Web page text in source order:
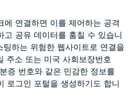
에 연결하면 이를 제어하는 공격
고 공유 데이터를 훔칠 수 있습니
팅하는 위험한 웹사이트로 연결을
주소 또는 미국 사회보장번호
증 번호와 같은 민감한 정보를
로그인 포털을 생성하기도 합니